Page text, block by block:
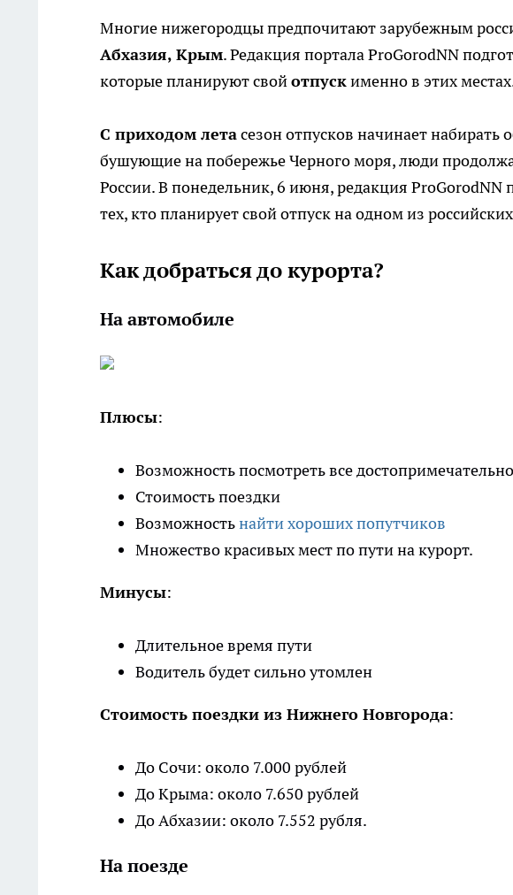
Многие нижегородцы предпочитают зарубежным
Абхазия, Крым. Редакция портала ProGorodNN
которые планируют свойотпускименно в этих
С приходом летасезон отпусков начинает
бушующие на побережье Черного моря, люди
России. В понедельник, 6 июня, редакция
тех, кто планирует свой отпуск на одном из
Как добраться до курорта?
На автомобиле
Плюсы:
Возможность посмотреть все
Стоимость поездки
Возможностьнайти хороших попутчиков
Множество красивых мест по пути на курорт.
Минусы:
Длительное время пути
Водитель будет сильно утомлен
Стоимость поездки из Нижнего Новгорода:
До Сочи: около 7.000 рублей
До Крыма: около 7.650 рублей
До Абхазии: около 7.552 рубля.
На поезде